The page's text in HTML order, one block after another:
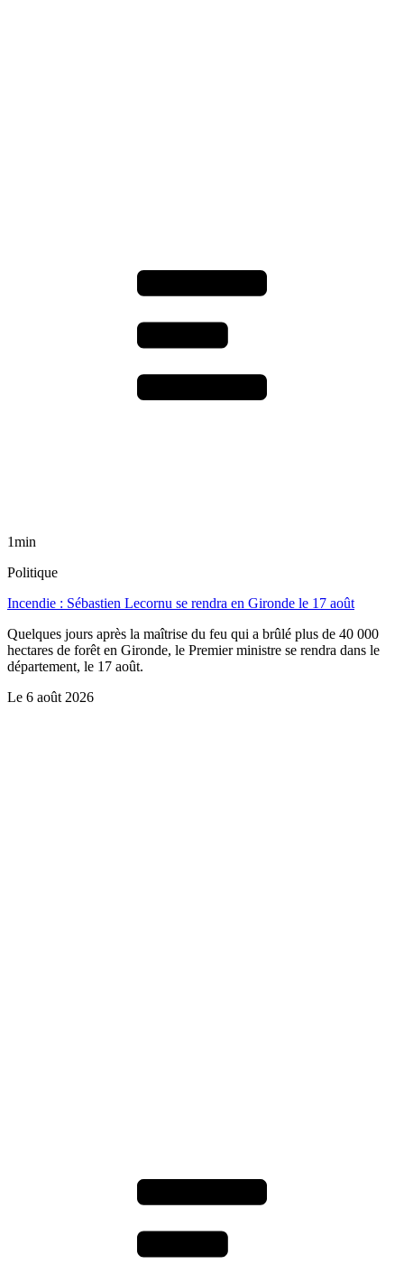
1min
Politique
Incendie : Sébastien Lecornu se rendra en Gironde le 17 août
Quelques jours après la maîtrise du feu qui a brûlé plus de 40 000
hectares de forêt en Gironde, le Premier ministre se rendra dans le
département, le 17 août.
Le 6 août 2026